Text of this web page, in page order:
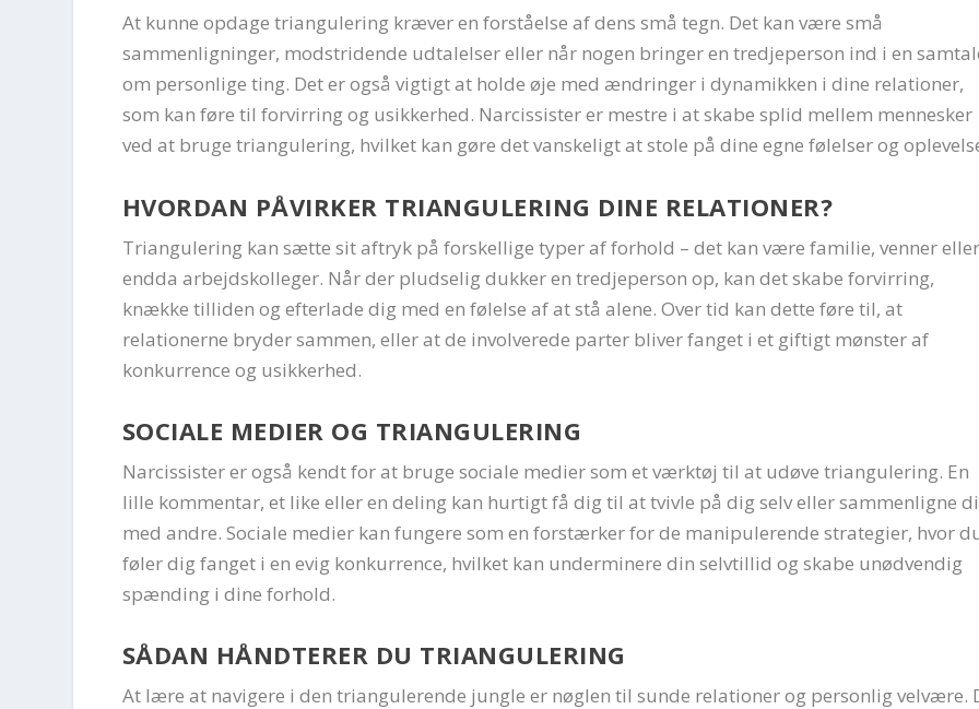
At kunne opdage triangulering kræver en forståelse af dens små tegn. Det kan være små
sammenligninger, modstridende udtalelser eller når nogen bringer en tredjeperson ind i en
om personlige ting. Det er også vigtigt at holde øje med ændringer i dynamikken i dine relationer,
som kan føre til forvirring og usikkerhed. Narcissister er mestre i at skabe splid mellem mennesker
ved at bruge triangulering, hvilket kan gøre det vanskeligt at stole på dine egne følelser og
HVORDAN PÅVIRKER TRIANGULERING DINE RELATIONER?
Triangulering kan sætte sit aftryk på forskellige typer af forhold – det kan være familie, venner eller
endda arbejdskolleger. Når der pludselig dukker en tredjeperson op, kan det skabe forvirring,
knække tilliden og efterlade dig med en følelse af at stå alene. Over tid kan dette føre til, at
relationerne bryder sammen, eller at de involverede parter bliver fanget i et giftigt mønster af
konkurrence og usikkerhed.
SOCIALE MEDIER OG TRIANGULERING
Narcissister er også kendt for at bruge sociale medier som et værktøj til at udøve triangulering. En
lille kommentar, et like eller en deling kan hurtigt få dig til at tvivle på dig selv eller sammenligne
med andre. Sociale medier kan fungere som en forstærker for de manipulerende strategier, hvor
føler dig fanget i en evig konkurrence, hvilket kan underminere din selvtillid og skabe unødvendig
spænding i dine forhold.
SÅDAN HÅNDTERER DU TRIANGULERING
At lære at navigere i den triangulerende jungle er nøglen til sunde relationer og personlig velvære.